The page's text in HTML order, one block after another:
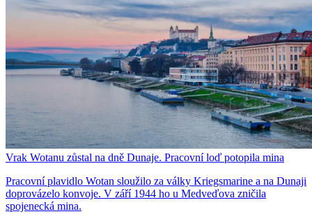
Vrak Wotanu zůstal na dně Dunaje. Pracovní loď potopila mina
Pracovní plavidlo Wotan sloužilo za války Kriegsmarine a na Dunaji
doprovázelo konvoje. V září 1944 ho u Medveďova zničila
spojenecká mina.